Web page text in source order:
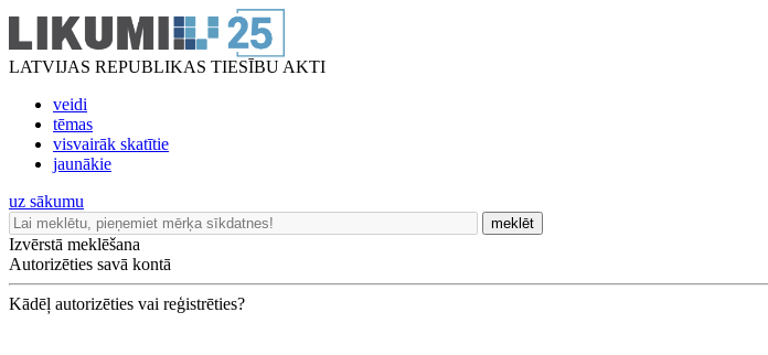
LATVIJAS REPUBLIKAS TIESĪBU AKTI
veidi
tēmas
visvairāk skatītie
jaunākie
uz sākumu
meklēt
Izvērstā meklēšana
Autorizēties savā kontā
Kādēļ autorizēties vai reģistrēties?